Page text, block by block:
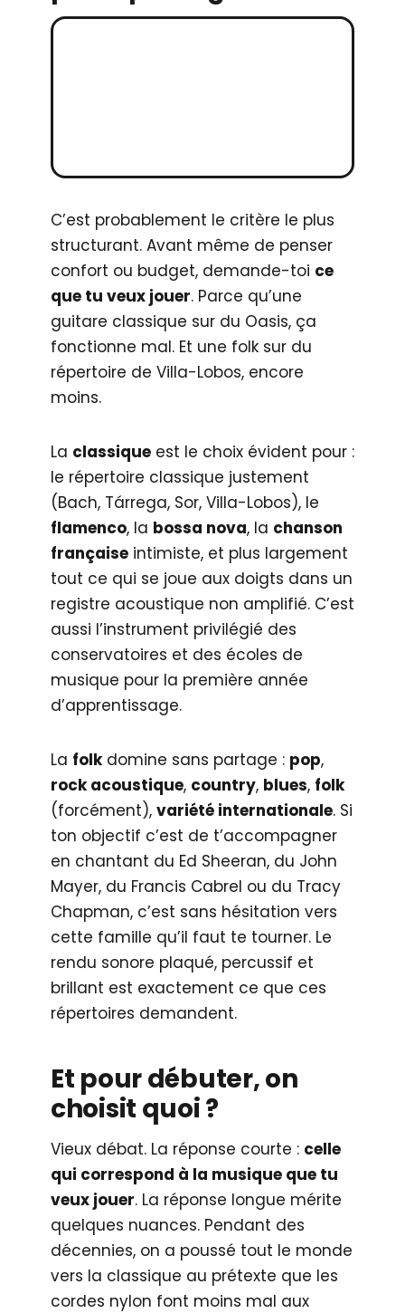
C’est probablement le critère le plus
structurant. Avant même de penser
confort ou budget, demande-toi ce
que tu veux jouer. Parce qu’une
guitare classique sur du Oasis, ça
fonctionne mal. Et une folk sur du
répertoire de Villa-Lobos, encore
moins.
La classique est le choix évident pour :
le répertoire classique justement
(Bach, Tárrega, Sor, Villa-Lobos), le
flamenco, la bossa nova, la chanson
française intimiste, et plus largement
tout ce qui se joue aux doigts dans un
registre acoustique non amplifié. C’est
aussi l’instrument privilégié des
conservatoires et des écoles de
musique pour la première année
d’apprentissage.
La folkdomine sans partage : pop,
rock acoustique, country, blues, folk
(forcément), variété internationale. Si
ton objectif c’est de t’accompagner
en chantant du Ed Sheeran, du John
Mayer, du Francis Cabrel ou du Tracy
Chapman, c’est sans hésitation vers
cette famille qu’il faut te tourner. Le
rendu sonore plaqué, percussif et
brillant est exactement ce que ces
répertoires demandent.
Et pour débuter, on
choisit quoi ?
Vieux débat. La réponse courte : celle
qui correspond à la musique que tu
veux jouer. La réponse longue mérite
quelques nuances. Pendant des
décennies, on a poussé tout le monde
vers la classique au prétexte que les
cordes nylon font moins mal aux